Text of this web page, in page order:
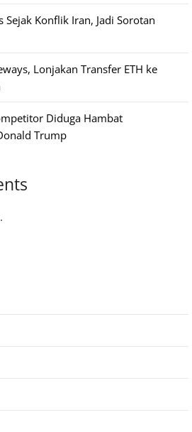
Sejak Konflik Iran, Jadi Sorotan
Lonjakan Transfer ETH ke
Diduga Hambat
Trump